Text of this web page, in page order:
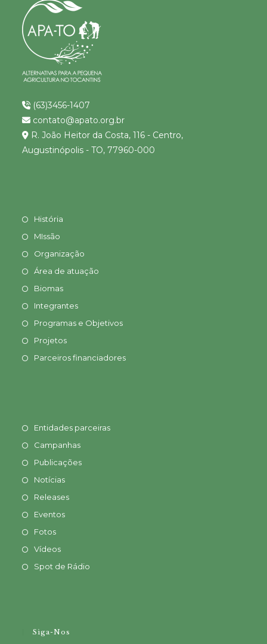
(63)3456-1407
contato@apato.org.br
R. João Heitor da Costa, 116 - Centro,
Augustinópolis - TO, 77960-000
História
MIssão
Organização
Área de atuação
Biomas
Integrantes
Programas e Objetivos
Projetos
Parceiros financiadores
Entidades parceiras
Campanhas
Publicações
Notícias
Releases
Eventos
Fotos
Vídeos
Spot de Rádio
Siga-Nos